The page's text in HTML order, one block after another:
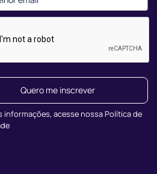
Quero me inscrever
informações, acesse nossa Política de